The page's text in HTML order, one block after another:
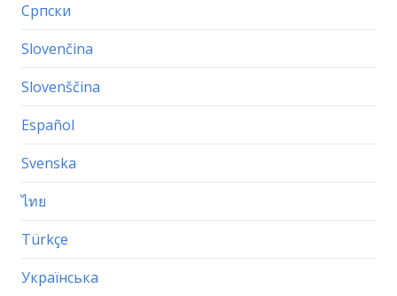
Српски
Slovenčina
Slovenščina
Español
Svenska
ไทย
Türkçe
Українська